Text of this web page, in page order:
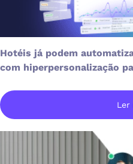
Hotéis já podem
com hiperpersonalização
Ler